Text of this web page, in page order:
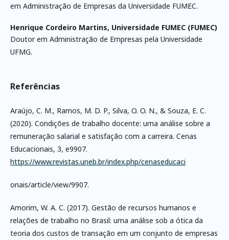
em Administração de Empresas da Universidade FUMEC.
Henrique Cordeiro Martins, Universidade FUMEC (FUMEC)
Doutor em Administração de Empresas pela Universidade
UFMG.
Referências
Araújo, C. M., Ramos, M. D. P., Silva, O. O. N., & Souza, E. C.
(2020). Condições de trabalho docente: uma análise sobre a
remuneração salarial e satisfação com a carreira. Cenas
Educacionais, 3, e9907.
https://www.revistas.uneb.br/index.php/cenaseducaci
onais/article/view/9907.
Amorim, W. A. C. (2017). Gestão de recursos humanos e
relações de trabalho no Brasil: uma análise sob a ótica da
teoria dos custos de transação em um conjunto de empresas